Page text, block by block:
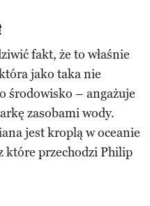
fakt, że to właśnie
jako taka nie
środowisko – angażuje
zasobami wody.
jest kroplą w oceanie
które przechodzi Philip